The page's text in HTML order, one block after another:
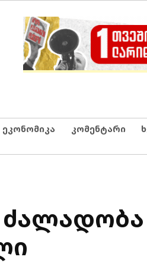
ეკონომიკა კომენტარი